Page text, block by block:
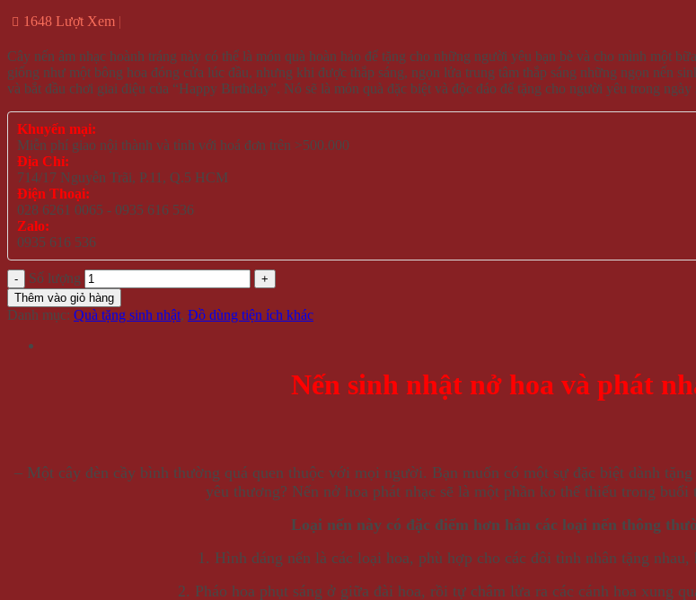
1648 Lượt Xem
Cây nến âm nhạc hoành tráng này có thể là món quà hoàn hảo để tặng cho những người yêu bạn bè và cho mình một
giống như một bông hoa đóng cửa lúc đầu, nhưng khi được thắp sáng, ngọn lửa trung tâm thắp sáng những ngọn nến
và bắt đầu chơi giai điệu của “Happy Birthday”. Nó sẽ là món quà đặc biệt và độc đáo để tặng cho người yêu trong ngày
Khuyến mại:
Miễn phí giao nội thành và tỉnh với hoá đơn trên >500.000
Địa Chỉ:
714/17 Nguyễn Trãi, P.11, Q.5 HCM
Điện Thoại:
028 6261 0065 - 0935 616 536
Zalo:
0935 616 536
Số lượng
Thêm vào giỏ hàng
Danh mục: Quà tặng sinh nhật, Đồ dùng tiện ích khác
Nến sinh nhật nở hoa và phát
– Một cây đèn cầy bình thường quá quen thuộc với mọi người. Bạn muốn có một sự đặc biệt dành
yêu thương? Nến nở hoa phát nhạc sẽ là một phần ko thể thiếu trong buổi
Loại nến này có đặc điểm hơn hẳn các loại nến thông
1. Hình dáng nến là các loại hoa, phù hợp cho các đôi tình nhân tặng
2. Pháo hoa phụt sáng ở giữa đài hoa, rồi tự châm lửa ra các cánh hoa xung